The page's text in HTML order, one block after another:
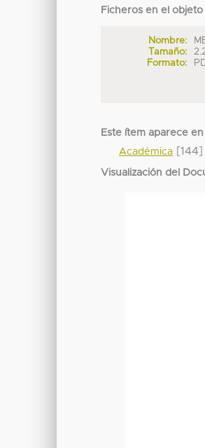
Ficheros en el objeto
Nombre:
Tamaño:
Formato:
Este ítem aparece
Académica [144]
Visualización del